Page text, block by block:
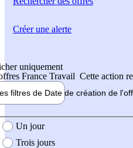
uniquement
France Travail Cette action
filtres de Date de création de
création de l'offre
Un jour
Trois jours
Créer une alerte